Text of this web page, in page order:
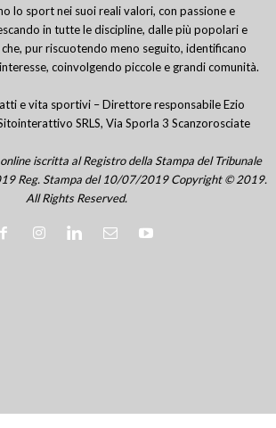
lo sport nei suoi reali valori, con passione e
in tutte le discipline, dalle più popolari e
pur riscuotendo meno seguito, identificano
coinvolgendo piccole e grandi comunità.
e vita sportivi – Direttore responsabile Ezio
SRLS, Via Sporla 3 Scanzorosciate
iscritta al Registro della Stampa del Tribunale
Reg. Stampa del 10/07/2019 Copyright © 2019.
All Rights Reserved.